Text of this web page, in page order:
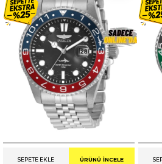
SEPETE EKLE ÜRÜNÜ İNCELE